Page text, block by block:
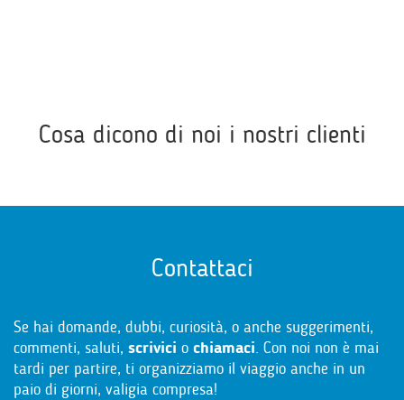
Cosa dicono di noi i nostri clienti
Contattaci
Se hai domande, dubbi, curiosità, o anche suggerimenti,
commenti, saluti, scrivici o chiamaci. Con noi non è mai
tardi per partire, ti organizziamo il viaggio anche in un
paio di giorni, valigia compresa!